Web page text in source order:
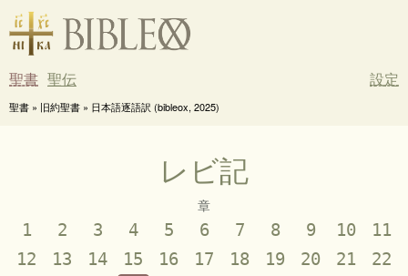
聖書 聖伝 設定
聖書 » 旧約聖書 » 日本語逐語訳 (bibleox, 2025)
レビ記
章
1 2 3 4 5 6 7 8 9 10
11
12
13 14 15 16 17 18 19 20 21
22